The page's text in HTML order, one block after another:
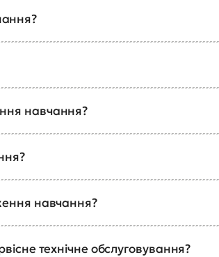
навчання?
навчання?
технічне обслуговування?